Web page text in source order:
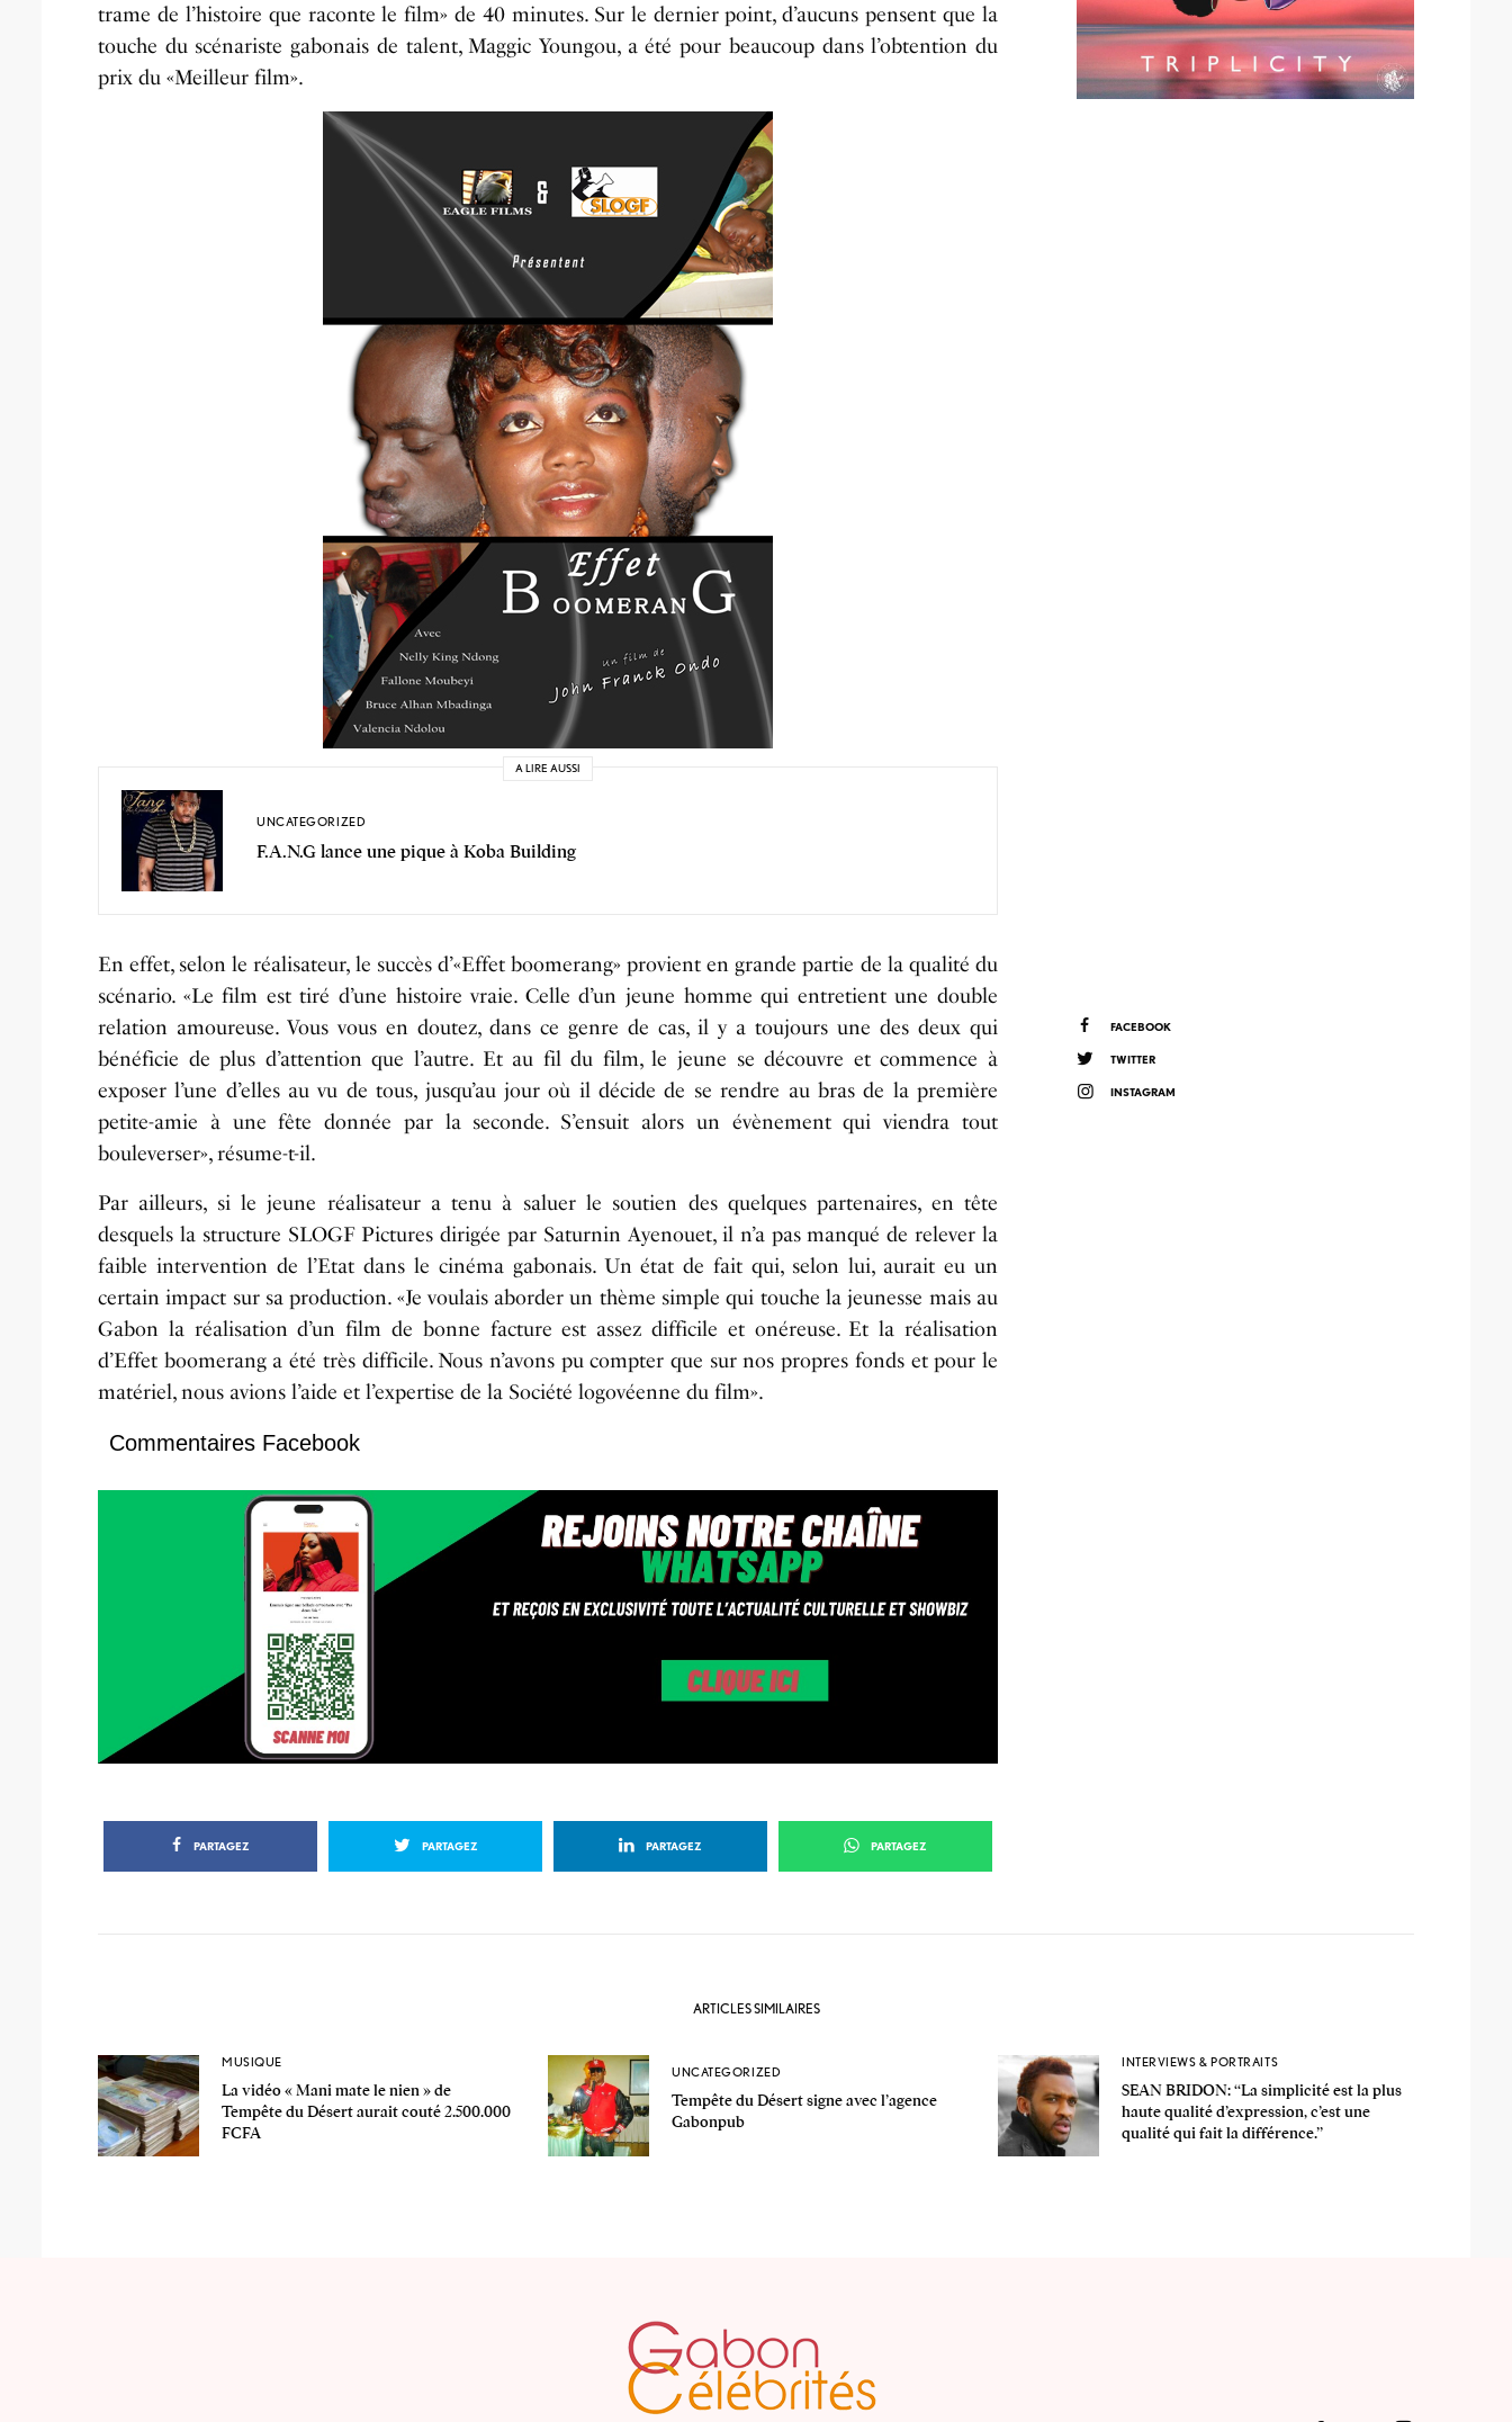
trame de l’histoire que raconte le film» de 40 minutes. Sur le dernier point, d’aucuns pensent que la
touche du scénariste gabonais de talent, Maggic Youngou, a été pour beaucoup dans l’obtention du
prix du «Meilleur film».
A LIRE AUSSI
UNCATEGORIZED
F.A.N.G lance une pique à Koba Building
En effet, selon le réalisateur, le succès d’«Effet boomerang» provient en grande partie de la qualité du
scénario. «Le film est tiré d’une histoire vraie. Celle d’un jeune homme qui entretient une double
relation amoureuse. Vous vous en doutez, dans ce genre de cas, il y a toujours une des deux qui
bénéficie de plus d’attention que l’autre. Et au fil du film, le jeune se découvre et commence à
exposer l’une d’elles au vu de tous, jusqu’au jour où il décide de se rendre au bras de la première
petite-amie à une fête donnée par la seconde. S’ensuit alors un évènement qui viendra tout
bouleverser», résume-t-il.
Par ailleurs, si le jeune réalisateur a tenu à saluer le soutien des quelques partenaires, en tête
desquels la structure SLOGF Pictures dirigée par Saturnin Ayenouet, il n’a pas manqué de relever la
faible intervention de l’Etat dans le cinéma gabonais. Un état de fait qui, selon lui, aurait eu un
certain impact sur sa production. «Je voulais aborder un thème simple qui touche la jeunesse mais au
Gabon la réalisation d’un film de bonne facture est assez difficile et onéreuse. Et la réalisation
d’Effet boomerang a été très difficile. Nous n’avons pu compter que sur nos propres fonds et pour le
matériel, nous avions l’aide et l’expertise de la Société logovéenne du film».
Commentaires Facebook
PARTAGEZ PARTAGEZ PARTAGEZ PARTAGEZ
FACEBOOK
TWITTER
INSTAGRAM
ARTICLES SIMILAIRES
MUSIQUE
La vidéo « Mani mate le nien » de
Tempête du Désert aurait couté 2.500.000
FCFA
UNCATEGORIZED
Tempête du Désert signe avec l’agence
Gabonpub
INTERVIEWS & PORTRAITS
SEAN BRIDON: ‘‘La simplicité est la plus
haute qualité d’expression, c’est une
qualité qui fait la différence.’’